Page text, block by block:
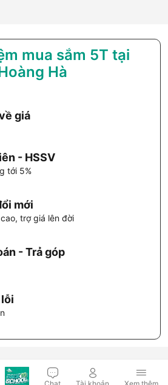
mua sắm 5T tại
Hà
giá
- HSSV
tới 5%
mới
trợ giá lên đời
- Trả góp